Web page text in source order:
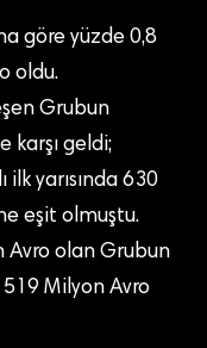
göre yüzde 0,8
oldu.
Grubun
karşı geldi;
yarısında 630
eşit olmuştu.
Avro olan Grubun
519 Milyon Avro